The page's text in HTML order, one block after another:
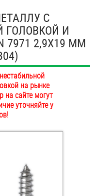
С
ГОЛОВКОЙ И
2,9Х19 ММ
на рынке
на сайте могут
уточняйте у